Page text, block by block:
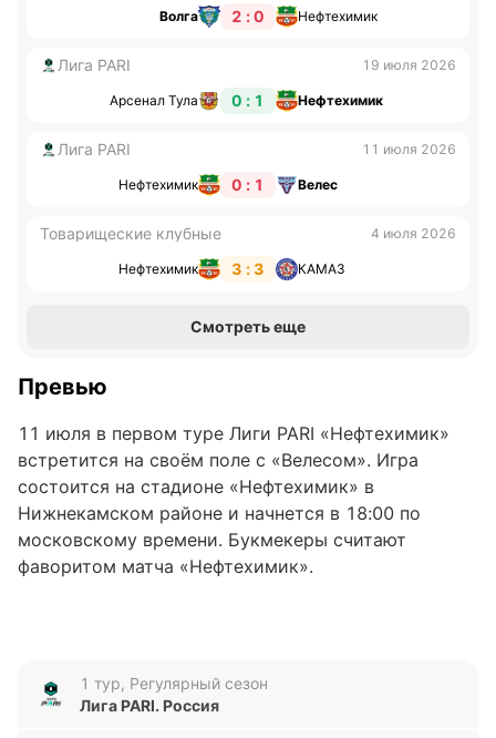
Волга 2 : 0 Нефтехимик
Лига PARI 19 июля 2026
Арсенал Тула 0 : 1 Нефтехимик
Лига PARI 11 июля 2026
Нефтехимик 0 : 1 Велес
Товарищеские клубные 4 июля 2026
Нефтехимик 3 : 3 КАМАЗ
Смотреть еще
Превью
11 июля в первом туре Лиги PARI «Нефтехимик»
встретится на своём поле с «Велесом». Игра
состоится на стадионе «Нефтехимик» в
Нижнекамском районе и начнется в 18:00 по
московскому времени. Букмекеры считают
фаворитом матча «Нефтехимик».
турнирной таблице Лиги PARI. У команды Роберта
Евдокимова ноль очков после нулевого количества
1 тур, Регулярный сезон
Лига PARI. Россия